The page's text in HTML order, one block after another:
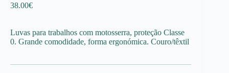
38.00€
Luvas para trabalhos com motosserra, proteção Classe
0. Grande comodidade, forma ergonómica. Couro/têxtil